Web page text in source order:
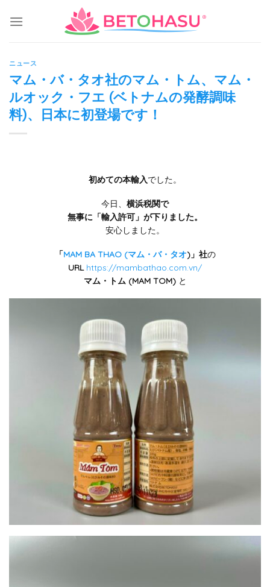
ニュース
マム・バ・タオ社のマム・トム、マム・
ルオック・フエ (ベトナムの発酵調味
料)、日本に初登場です！
初めての本輸入でした。
今日、 横浜税関で
無事に「輸入許可」が下りました。
安心しました。
「MAM BA THAO (マム・バ・タオ)」社の
URL https://mambathao.com.vn/
マム・トム (MAM TOM) と